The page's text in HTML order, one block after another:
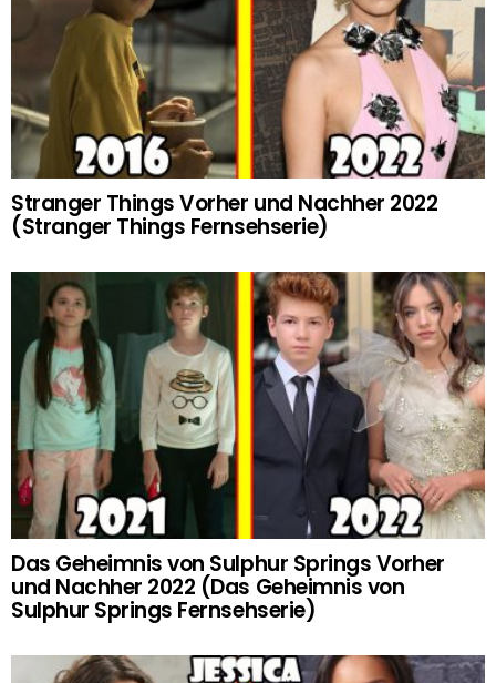
Stranger Things Vorher und Nachher 2022
(Stranger Things Fernsehserie)
Das Geheimnis von Sulphur Springs Vorher
und Nachher 2022 (Das Geheimnis von
Sulphur Springs Fernsehserie)